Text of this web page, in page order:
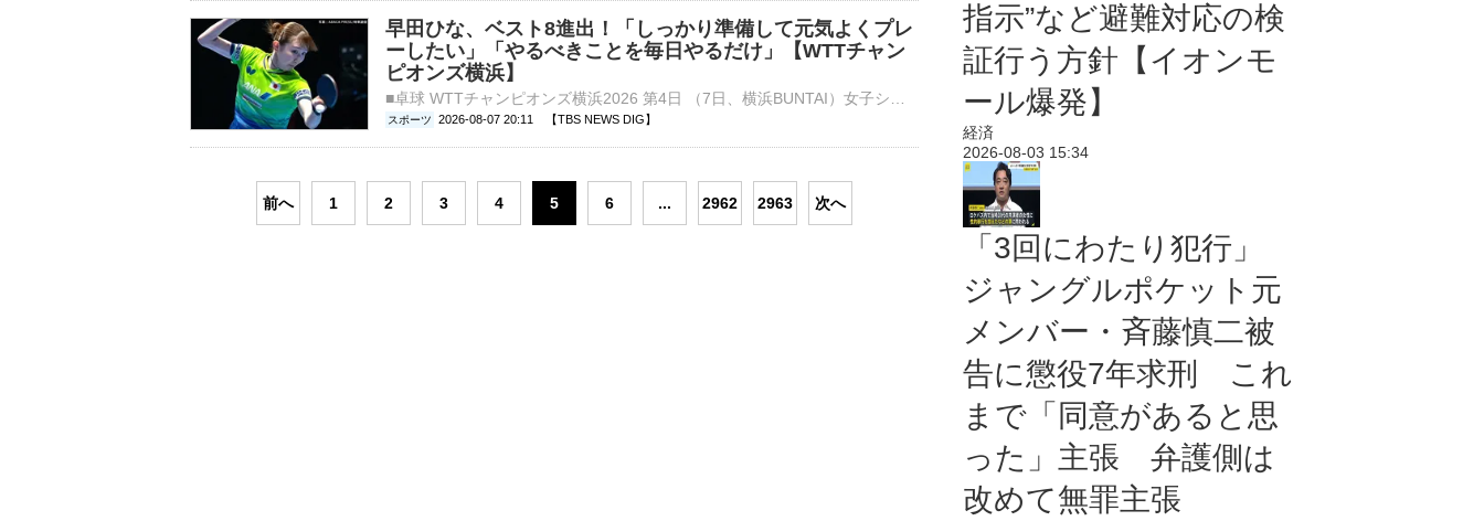
早田ひな、ベスト8進出！「しっかり準備して元気よくプレ
ーしたい」「やるべきことを毎日やるだけ」【WTTチャン
ピオンズ横浜】
スポーツ 2026-08-07 20:11 【TBS NEWS DIG】
前へ 1 2 3 4 5 6 ... 2962 2963 次へ
指示”など避難対応の検
証行う方針【イオンモ
ール爆発】
経済
2026-08-03 15:34
「3回にわたり犯行」
ジャングルポケット元
メンバー・斉藤慎二被
告に懲役7年求刑 これ
まで「同意があると思
った」主張 弁護側は
改めて無罪主張